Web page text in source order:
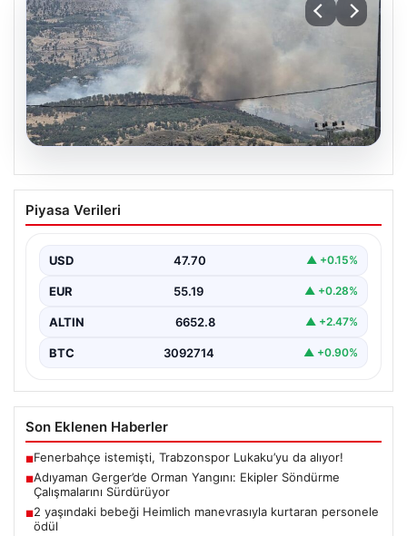
Adıyaman Gerger’de Orman Yangını:
Ekipler Söndürme Çalışmalarını
Adıyaman’ın Gerger ilçesinde çıkan orman yangını,
Kütüklü köyleri…
Piyasa Verileri
USD 47.70 ▲ +0.15%
EUR 55.19 ▲ +0.28%
ALTIN 6652.8 ▲ +2.47%
BTC 3092714 ▲ +0.90%
Son Eklenen Haberler
■Fenerbahçe istemişti, Trabzonspor Lukaku’yu da alıyor!
■Adıyaman Gerger’de Orman Yangını: Ekipler Söndürme
Çalışmalarını Sürdürüyor
■2 yaşındaki bebeği Heimlich manevrasıyla kurtaran personele
ödül